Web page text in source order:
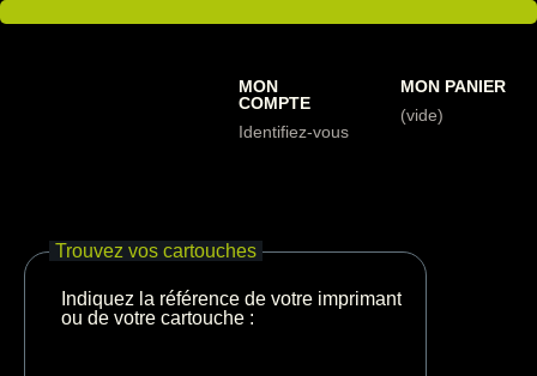
MON
COMPTE
Identifiez-vous
MON PANIER
(vide)
Trouvez vos cartouches
Indiquez la référence de votre imprimante
ou de votre cartouche :